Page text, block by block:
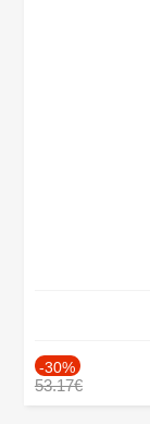
-30%
53.17€